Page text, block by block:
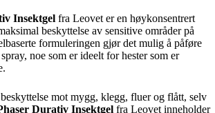
Insektgel fra Leovet er en høykonsentrert
beskyttelse av sensitive områder på
formuleringen gjør det mulig å påføre
noe som er ideelt for hester som er
mot mygg, klegg, fluer og flått, selv
Durativ Insektgel fra Leovet inneholder